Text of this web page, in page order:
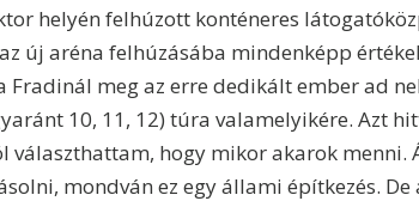
helyén felhúzott konténeres
új aréna felhúzásába mindenképp
Fradinál meg az erre dedikált ember ad
10, 11, 12) túra valamelyikére. Azt
hogy mikor akarok menni.
mondván ez egy állami építkezés. De